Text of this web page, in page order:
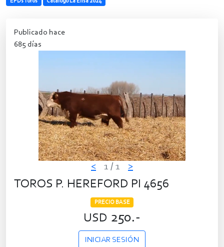
Publicado hace
685 días
< 1 / 1 >
TOROS P. HEREFORD PI 4656
PRECIO BASE
USD 250.-
INICIAR SESIÓN